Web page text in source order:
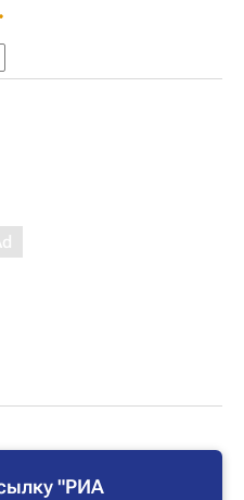
"РИА